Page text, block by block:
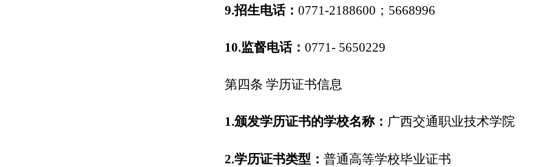
9.招生电话： 0771-2188600；5668996
10.监督电话： 0771- 5650229
第四条 学历证书信息
1.颁发学历证书的学校名称： 广西交通职业技术学院
2.学历证书类型： 普通高等学校毕业证书